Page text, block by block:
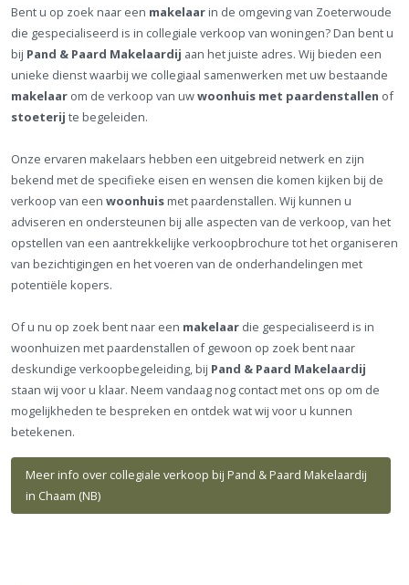
Bent u op zoek naar een makelaar in de omgeving van Zoeterwoude
die gespecialiseerd is in collegiale verkoop van woningen? Dan bent u
bij Pand & Paard Makelaardij aan het juiste adres. Wij bieden een
unieke dienst waarbij we collegiaal samenwerken met uw bestaande
makelaar om de verkoop van uwwoonhuis met paardenstallen of
stoeterij te begeleiden.
Onze ervaren makelaars hebben een uitgebreid netwerk en zijn
bekend met de specifieke eisen en wensen die komen kijken bij de
verkoop van een woonhuis met paardenstallen. Wij kunnen u
adviseren en ondersteunen bij alle aspecten van de verkoop, van het
opstellen van een aantrekkelijke verkoopbrochure tot het organiseren
van bezichtigingen en het voeren van de onderhandelingen met
potentiële kopers.
Of u nu op zoek bent naar een makelaar die gespecialiseerd is in
woonhuizen met paardenstallen of gewoon op zoek bent naar
deskundige verkoopbegeleiding, bij Pand & Paard Makelaardij
staan wij voor u klaar. Neem vandaag nog contact met ons op om de
mogelijkheden te bespreken en ontdek wat wij voor u kunnen
betekenen.
Meer info over collegiale verkoop bij Pand & Paard Makelaardij
in Chaam (NB)